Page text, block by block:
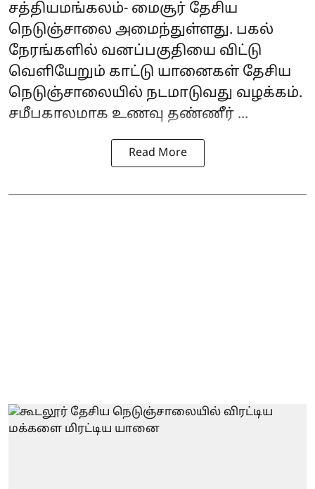
சத்தியமங்கலம்- மைசூர் தேசிய
நெடுஞ்சாலை அமைந்துள்ளது. பகல்
நேரங்களில் வனப்பகுதியை விட்டு
வெளியேறும் காட்டு யானைகள் தேசிய
நெடுஞ்சாலையில் நடமாடுவது வழக்கம்.
சமீபகாலமாக உணவு தண்ணீர் ...
Read More